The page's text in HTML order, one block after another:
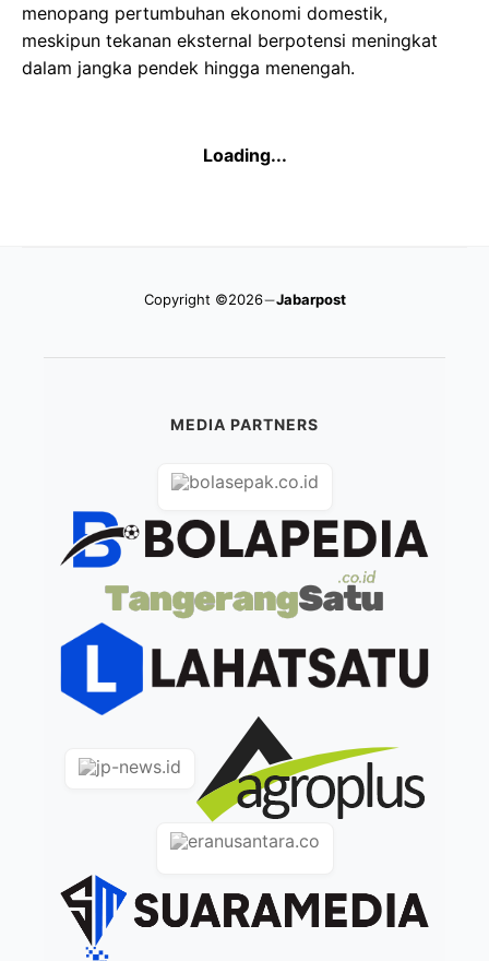
menopang pertumbuhan ekonomi domestik,
meskipun tekanan eksternal berpotensi meningkat
dalam jangka pendek hingga menengah.
Loading...
Copyright ©2026 Jabarpost
MEDIA PARTNERS